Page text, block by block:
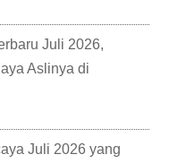
Juli 2026,
Aslinya di
Juli 2026 yang